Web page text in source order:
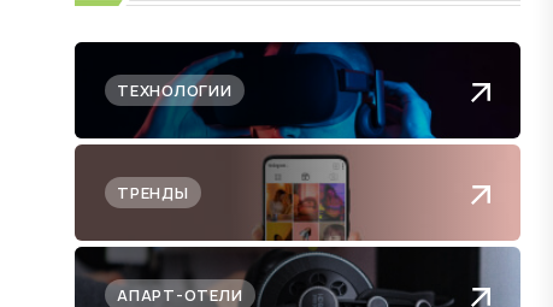
ТЕХНОЛОГИИ
ТРЕНДЫ
АПАРТ-ОТЕЛИ